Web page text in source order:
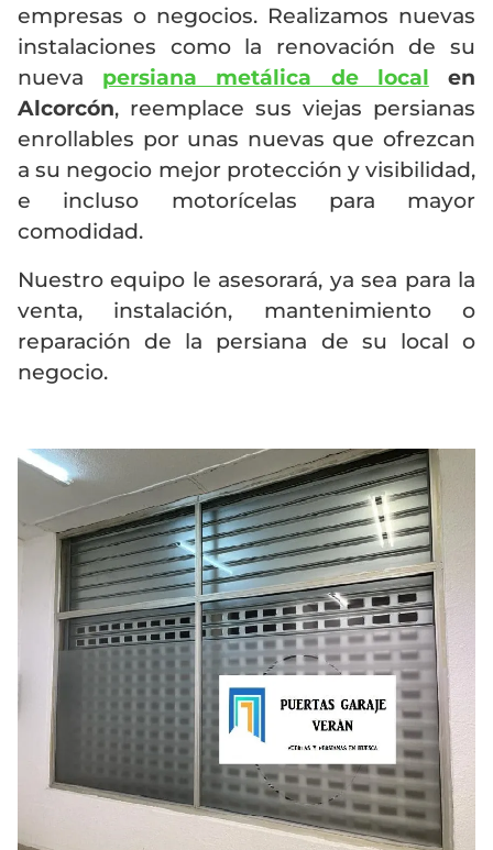
empresas o negocios. Realizamos nuevas
instalaciones como la renovación de su
nueva persiana metálica de local en
Alcorcón, reemplace sus viejas persianas
enrollables por unas nuevas que ofrezcan
a su negocio mejor protección y visibilidad,
e incluso motorícelas para mayor
comodidad.
Nuestro equipo le asesorará, ya sea para la
venta, instalación, mantenimiento o
reparación de la persiana de su local o
negocio.